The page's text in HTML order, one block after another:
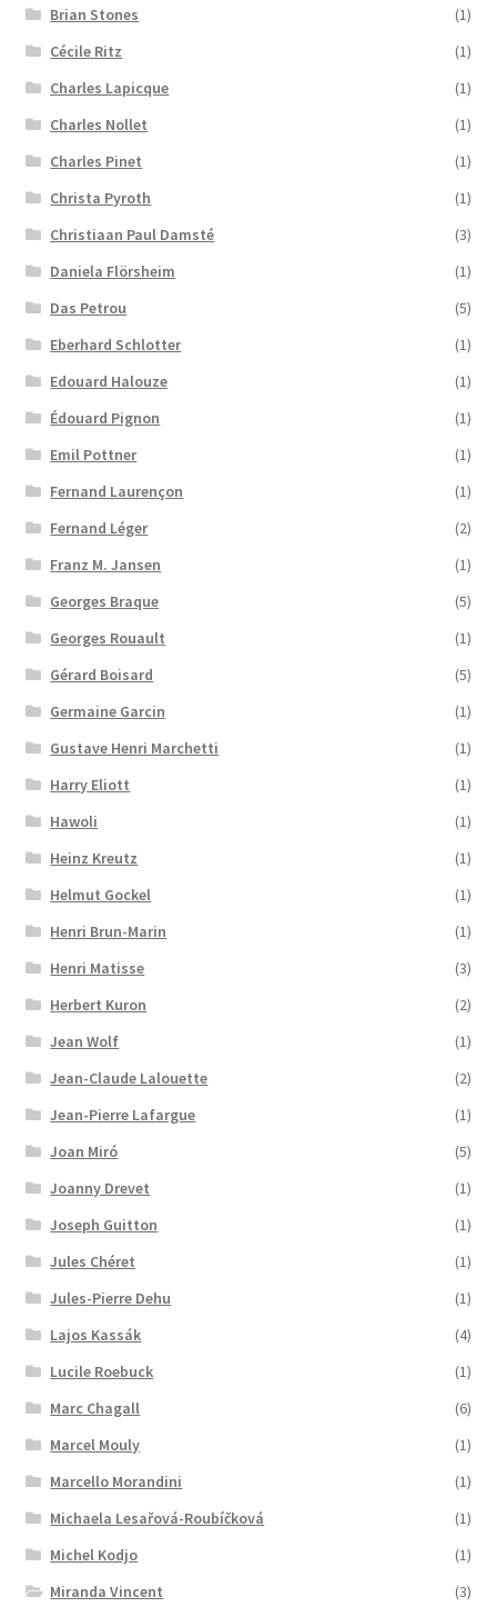
Brian Stones
(1)
Cécile Ritz
(1)
Charles Lapicque
(1)
Charles Nollet
(1)
Charles Pinet
(1)
Christa Pyroth
(1)
Christiaan Paul Damsté
(3)
Daniela Flörsheim
(1)
Das Petrou
(5)
Eberhard Schlotter
(1)
Edouard Halouze
(1)
Édouard Pignon
(1)
Emil Pottner
(1)
Fernand Laurençon
(1)
Fernand Léger
(2)
Franz M. Jansen
(1)
Georges Braque
(5)
Georges Rouault
(1)
Gérard Boisard
(5)
Germaine Garcin
(1)
Gustave Henri Marchetti
(1)
Harry Eliott
(1)
Hawoli
(1)
Heinz Kreutz
(1)
Helmut Gockel
(1)
Henri Brun-Marin
(1)
Henri Matisse
(3)
Herbert Kuron
(2)
Jean Wolf
(1)
Jean-Claude Lalouette
(2)
Jean-Pierre Lafargue
(1)
Joan Miró
(5)
Joanny Drevet
(1)
Joseph Guitton
(1)
Jules Chéret
(1)
Jules-Pierre Dehu
(1)
Lajos Kassák
(4)
Lucile Roebuck
(1)
Marc Chagall
(6)
Marcel Mouly
(1)
Marcello Morandini
(1)
Michaela Lesařová-Roubíčková
(1)
Michel Kodjo
(1)
Miranda Vincent
(3)